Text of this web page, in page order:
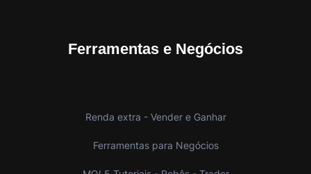
Ferramentas e Negócios
Renda extra - Vender e Ganhar
Ferramentas para Negócios